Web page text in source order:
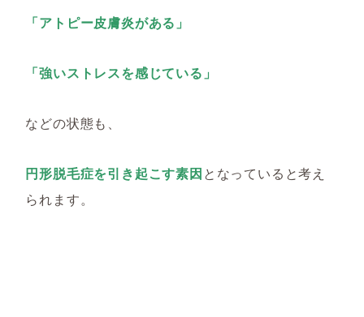
「アトピー皮膚炎がある」
「強いストレスを感じている」
などの状態も、
円形脱毛症を引き起こす素因となっていると考え
られます。